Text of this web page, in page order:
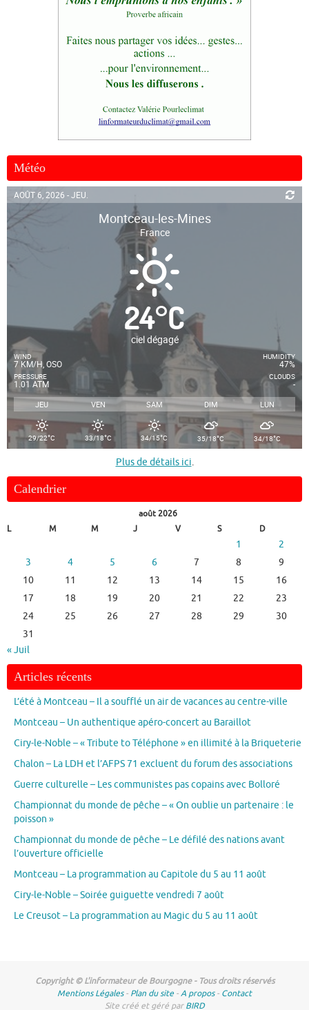
Météo
AOÛT 6, 2026 - JEU.
Montceau-les-Mines
France
24°C
ciel dégagé
WIND
7 KM/H, OSO
PRESSURE
1.01 ATM
HUMIDITY
47%
CLOUDS
-
JEU VEN SAM DIM LUN
29/22°C 33/18°C 34/15°C 35/18°C 34/18°C
Plus de détails ici.
Calendrier
août 2026
L
M M J V S D
1
2
3
4 5 6 7 8
9
10
11 12 13 14 15
16
17
18 19 20 21 22
23
24
25 26 27 28 29
30
31
« Juil
Articles récents
L’été à Montceau – Il a soufflé un air de vacances au centre-ville
Montceau – Un authentique apéro-concert au Baraillot
Ciry-le-Noble – « Tribute to Téléphone » en illimité à la Briqueterie
Chalon – La LDH et l’AFPS 71 excluent du forum des associations
Guerre culturelle – Les communistes pas copains avec Bolloré
Championnat du monde de pêche – « On oublie un partenaire : le
poisson »
Championnat du monde de pêche – Le défilé des nations avant
l’ouverture officielle
Montceau – La programmation au Capitole du 5 au 11 août
Ciry-le-Noble – Soirée guiguette vendredi 7 août
Le Creusot – La programmation au Magic du 5 au 11 août
Copyright © L'informateur de Bourgogne - Tous droits réservés
Mentions Légales- Plan du site -A propos- Contact
Site créé et géré parBIRD